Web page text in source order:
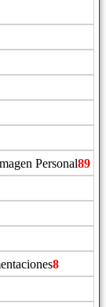
Personal89
8